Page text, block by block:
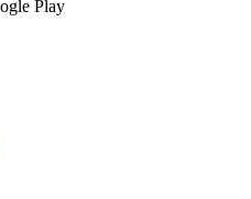
Play